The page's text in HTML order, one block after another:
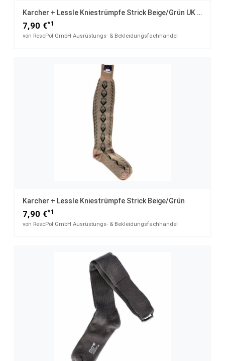
Karcher + Lessle Kniestrümpfe Strick Beige/grün UK 11 / 43
7,90 €*1
von RescPol GmbH Ausrüstungs- & Bekleidungsfachhandel
Karcher + Lessle Kniestrümpfe Strick Beige/grün
7,90 €*1
von RescPol GmbH Ausrüstungs- & Bekleidungsfachhandel